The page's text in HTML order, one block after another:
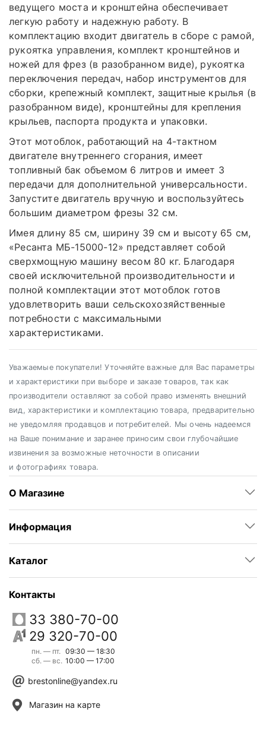
ведущего моста и кронштейна обеспечивает
легкую работу и надежную работу. В
комплектацию входит двигатель в сборе с рамой,
рукоятка управления, комплект кронштейнов и
ножей для фрез (в разобранном виде), рукоятка
переключения передач, набор инструментов для
сборки, крепежный комплект, защитные крылья (в
разобранном виде), кронштейны для крепления
крыльев, паспорта продукта и упаковки.
Этот мотоблок, работающий на 4-тактном
двигателе внутреннего сгорания, имеет
топливный бак объемом 6 литров и имеет 3
передачи для дополнительной универсальности.
Запустите двигатель вручную и воспользуйтесь
большим диаметром фрезы 32 см.
Имея длину 85 см, ширину 39 см и высоту 65 см,
«Ресанта МБ-15000-12» представляет собой
сверхмощную машину весом 80 кг. Благодаря
своей исключительной производительности и
полной комплектации этот мотоблок готов
удовлетворить ваши сельскохозяйственные
потребности с максимальными
характеристиками.
Уважаемые покупатели! Уточняйте важные для Вас параметры
и характеристики при выборе и заказе товаров, так как
производители оставляют за собой право изменять внешний
вид, характеристики и комплектацию товара, предварительно
не уведомляя продавцов и потребителей. Мы очень надеемся
на Ваше понимание и заранее приносим свои глубочайшие
извинения за возможные неточности в описании
и фотографиях товара.
О Магазине
Информация
Каталог
Контакты
33 380-70-00
29 320-70-00
пн. — пт.
сб. — вс.
09:30 — 18:30
10:00 — 17:00
brestonline@yandex.ru
Магазин на карте